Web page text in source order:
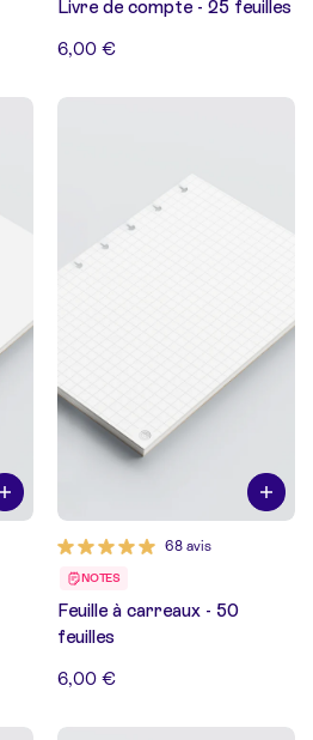
Livre de compte - 25 feuilles
6,00 €
68 avis
NOTES
Feuille à carreaux - 50
feuilles
6,00 €